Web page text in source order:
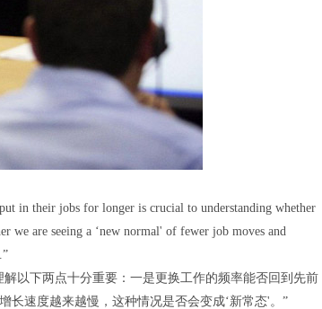
in their jobs for longer is crucial to understanding whether
we are seeing a ‘new normal' of fewer job moves and
以下两点十分重要：一是更换工作的频率能否回到先前
长速度越来越慢，这种情况是否会变成‘新常态'。”